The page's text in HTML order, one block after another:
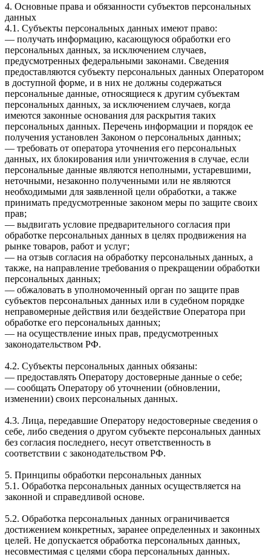
4. Основные права и обязанности субъектов персональных
данных
4.1. Субъекты персональных данных имеют право:
— получать информацию, касающуюся обработки его
персональных данных, за исключением случаев,
предусмотренных федеральными законами. Сведения
предоставляются субъекту персональных данных Оператором
в доступной форме, и в них не должны содержаться
персональные данные, относящиеся к другим субъектам
персональных данных, за исключением случаев, когда
имеются законные основания для раскрытия таких
персональных данных. Перечень информации и порядок ее
получения установлен Законом о персональных данных;
— требовать от оператора уточнения его персональных
данных, их блокирования или уничтожения в случае, если
персональные данные являются неполными, устаревшими,
неточными, незаконно полученными или не являются
необходимыми для заявленной цели обработки, а также
принимать предусмотренные законом меры по защите своих
прав;
— выдвигать условие предварительного согласия при
обработке персональных данных в целях продвижения на
рынке товаров, работ и услуг;
— на отзыв согласия на обработку персональных данных, а
также, на направление требования о прекращении обработки
персональных данных;
— обжаловать в уполномоченный орган по защите прав
субъектов персональных данных или в судебном порядке
неправомерные действия или бездействие Оператора при
обработке его персональных данных;
— на осуществление иных прав, предусмотренных
законодательством РФ.
4.2. Субъекты персональных данных обязаны:
— предоставлять Оператору достоверные данные о себе;
— сообщать Оператору об уточнении (обновлении,
изменении) своих персональных данных.
4.3. Лица, передавшие Оператору недостоверные сведения о
себе, либо сведения о другом субъекте персональных данных
без согласия последнего, несут ответственность в
соответствии с законодательством РФ.
5. Принципы обработки персональных данных
5.1. Обработка персональных данных осуществляется на
законной и справедливой основе.
5.2. Обработка персональных данных ограничивается
достижением конкретных, заранее определенных и законных
целей. Не допускается обработка персональных данных,
несовместимая с целями сбора персональных данных.